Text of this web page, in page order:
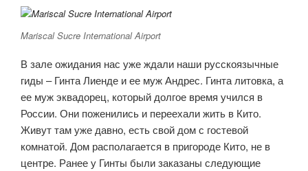
Mariscal Sucre International Airport
В зале ожидания нас уже ждали наши русскоязычные
гиды – Гинта Лиенде и ее муж Андрес. Гинта литовка, а
ее муж эквадорец, который долгое время учился в
России. Они поженились и переехали жить в Кито.
Живут там уже давно, есть свой дом с гостевой
комнатой. Дом располагается в пригороде Кито, не в
центре. Ранее у Гинты были заказаны следующие